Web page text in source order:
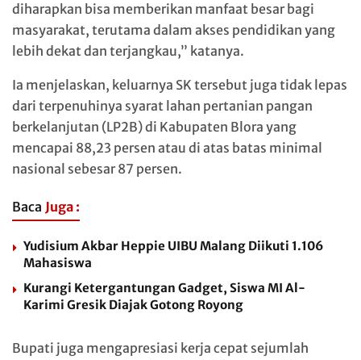
diharapkan bisa memberikan manfaat besar bagi
masyarakat, terutama dalam akses pendidikan yang
lebih dekat dan terjangkau,” katanya.
Ia menjelaskan, keluarnya SK tersebut juga tidak lepas
dari terpenuhinya syarat lahan pertanian pangan
berkelanjutan (LP2B) di Kabupaten Blora yang
mencapai 88,23 persen atau di atas batas minimal
nasional sebesar 87 persen.
Baca Juga :
Yudisium Akbar Heppie UIBU Malang Diikuti 1.106
Mahasiswa
Kurangi Ketergantungan Gadget, Siswa MI Al-
Karimi Gresik Diajak Gotong Royong
Bupati juga mengapresiasi kerja cepat sejumlah